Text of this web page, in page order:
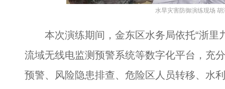
水旱灾害防御演练现场 胡
本次演练期间，金东区水务局依托“浙里
流域无线电监测预警系统等数字化平台，充
预警、风险隐患排查、危险区人员转移、水